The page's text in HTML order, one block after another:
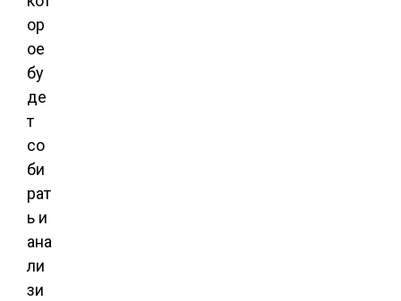
ор
ое
бу
де
т
со
би
рат
ь и
ана
ли
зи